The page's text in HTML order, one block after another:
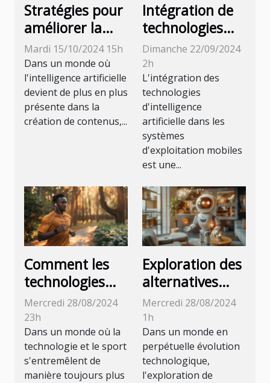
Stratégies pour
améliorer la
précision des
détecteurs d'IA
dans la
rédaction de
contenu
Mardi 15/10/2024 15h
Dans un monde où
l'intelligence artificielle
devient de plus en plus
présente dans la
création de contenus,...
Intégration de
technologies
d'IA dans les
systèmes
d'exploitation
mobiles :
avantages et
défis
Dimanche 22/09/2024
2h
L'intégration des
technologies
d'intelligence
artificielle dans les
systèmes
d'exploitation mobiles
est une...
Comment les
technologies
portables
améliorent
l'expérience des
coureurs
Mercredi 28/08/2024
23h
Dans un monde où la
technologie et le sport
s'entremêlent de
manière toujours plus
Exploration des
alternatives
francophones
gratuites aux
chatbots basés
sur l'IA
Mercredi 28/08/2024
1h
Dans un monde en
perpétuelle évolution
technologique,
l'exploration de